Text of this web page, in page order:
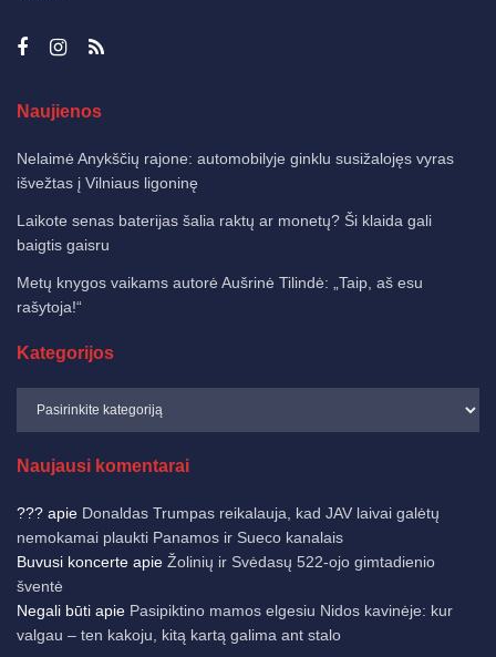
Naujienos
Nelaimė Anykščių rajone: automobilyje ginklu susižalojęs vyras
išvežtas į Vilniaus ligoninę
Laikote senas baterijas šalia raktų ar monetų? Ši klaida gali
baigtis gaisru
Metų knygos vaikams autorė Aušrinė Tilindė: „Taip, aš esu
rašytoja!“
Kategorijos
Naujausi komentarai
??? apie Donaldas Trumpas reikalauja, kad JAV laivai galėtų
nemokamai plaukti Panamos ir Sueco kanalais
Buvusi koncerte apie Žolinių ir Svėdasų 522-ojo gimtadienio
šventė
Negali būti apie Pasipiktino mamos elgesiu Nidos kavinėje: kur
valgau – ten kakoju, kitą kartą galima ant stalo